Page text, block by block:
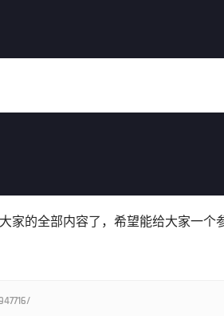
家的全部内容了，希望能给大家一个